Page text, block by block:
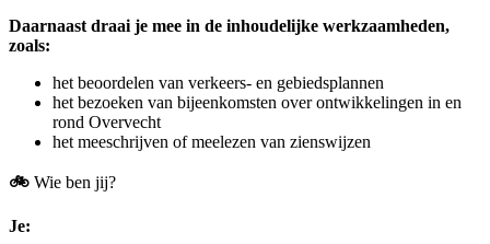
Daarnaast draai je mee in de inhoudelijke werkzaamheden,
zoals:
het beoordelen van verkeers- en gebiedsplannen
het bezoeken van bijeenkomsten over ontwikkelingen in en
rond Overvecht
het meeschrijven of meelezen van zienswijzen
🚲 Wie ben jij?
Je: